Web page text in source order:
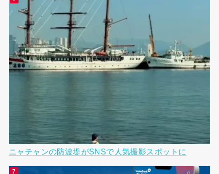
ニャチャンの防波堤がSNSで人気撮影スポットに